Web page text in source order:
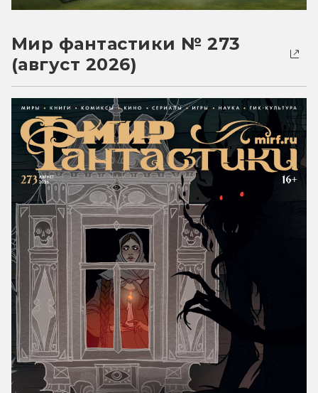
Мир фантастики № 273
(август 2026)